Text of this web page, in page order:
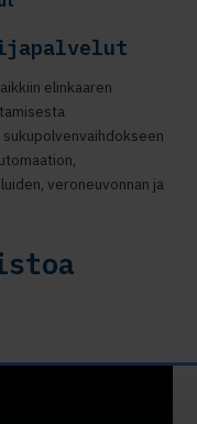
elinkaaren
veroneuvonnan ja